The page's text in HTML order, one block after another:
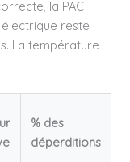
la PAC
reste
La température
% des
déperditions